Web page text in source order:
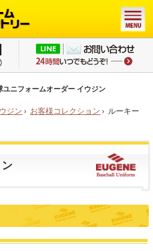
ニフォームオーダー イウジン
ジン › お客様コレクション › ルーキー